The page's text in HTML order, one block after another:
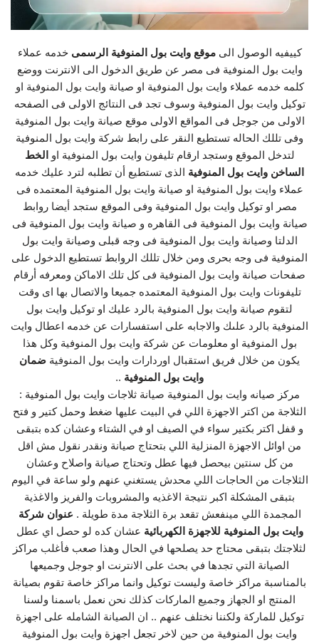
كييفيه الوصول الىموقع وايت بول المنوفية الرسمى خدمه عملاء
وايت بول المنوفية فى مصر عن طريق الدخول الى الانترنت ووضع
كلمه خدمه عملاء وايت بول المنوفية او صيانة وايت بول المنوفية او
توكيل وايت بول المنوفية وسوف تجد فى النتائج الاولى فى الصفحه
الاولى من جوجل فى المواقع الاولى موقع صيانة وايت بول المنوفية
وفى تللك الحاله تستطيع النقر على رابط شركة وايت بول المنوفية
لتدخل الموقع وستجد ارقام تليفون وايت بول المنوفية او الخط
الساخن وايت بول المنوفية الذى تستطيع أن تطلبه لترد عليك خدمه
عملاء وايت بول المنوفية او صيانة وايت بول المنوفية المعتمده فى
مصر او توكيل وايت بول المنوفية وفى الموقع ستجد أيضا روابط
صيانة وايت بول المنوفية فى القاهره و صيانة وايت بول المنوفية فى
الدلتا وصيانة وايت بول المنوفية فى وجه قبلى وصيانة وايت بول
المنوفية فى وجه بحرى ومن خلال تللك الروابط تستطيع الدخول على
صفحات صيانة وايت بول المنوفية فى كل تلك الاماكن ومعرفه أرقام
تليفونات وايت بول المنوفية المعتمده جميعا والاتصال بها اى وقت
لتقوم صيانة وايت بول المنوفية بالرد عليك او توكيل وايت بول
المنوفية بالرد علىك والاجابه على استفسارات عن خدمه اعطال وايت
بول المنوفية او معلومات عن شركة وايت بول المنوفية وكل هذا
يكون من خلال فريق استقبال اوردارات وايت بول المنوفية ضمان
وايت بول المنوفية ..
مركز صيانه وايت بول المنوفية صيانة ثلاجات وايت بول المنوفية :
الثلاجة من اكتر الاجهزة اللي في البيت عليها ضغط وحمل كتير و فتح
و قفل اكتر بكتير سواء في الصيف او في الشتاء وعشان كده بتبقى
من اوائل الاجهزة المنزلية اللي بتحتاج صيانة ونقدر نقول مش اقل
من كل سنتين بيحصل فيها عطل وتحتاج صيانة واصلاح وعشان
الثلاجات من الحاجات اللي محدش يستغني عنهم ولو ساعة في اليوم
بتبقى المشكلة اكبر نتيجة الاغذيه والمشروبات والفريز والاغذية
المجمدة اللي مينفعش تقعد برة الثلاجة مدة طويلة . عنوان شركة
وايت بول المنوفية للاجهزة الكهربائية عشان كده لو حصل اي عطل
لثلاجتك بتبقى محتاج حد يصلحها في الحال وهذا صعب فأغلب مراكز
الصيانة التي تجدها في بحث على الانترنت او جوجل وجميعها
بالمناسبة مراكز خاصة وليست توكيل وانما مراكز خاصة تقوم بصيانة
المنتج او الجهاز وجميع الماركات كذلك نحن نعمل باسمنا ولسنا
توكيل للماركة ولكننا نختلف عنهم .. ان الصيانة الشامله على اجهزة
وايت بول المنوفية من حين لاخر تجعل اجهزة وايت بول المنوفية